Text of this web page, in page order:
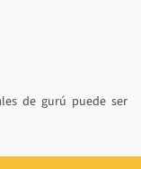
de gurú puede ser